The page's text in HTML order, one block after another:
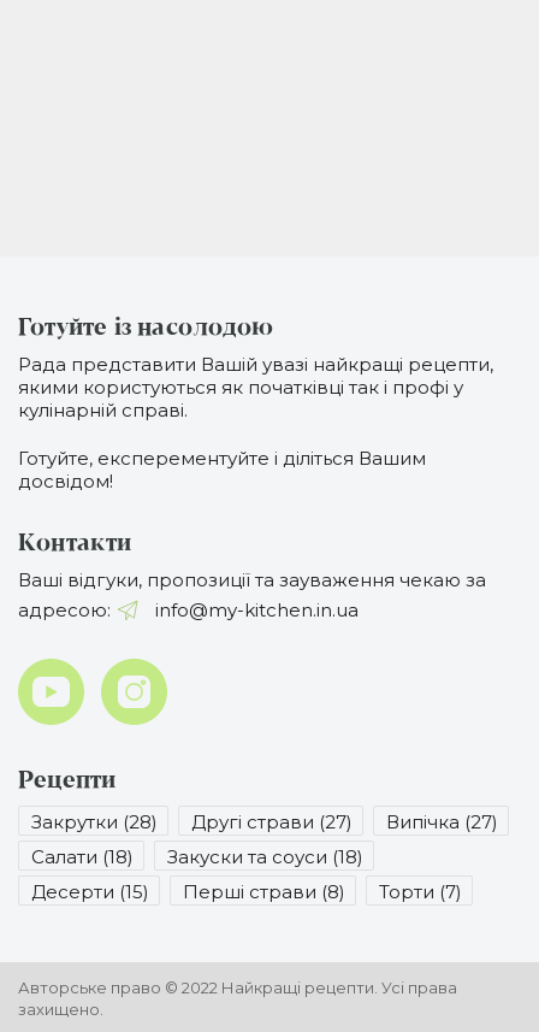
Готуйте із насолодою
Рада представити Вашій увазі найкращі рецепти,
якими користуються як початківці так і профі у
кулінарній справі.
Готуйте, експерементуйте і діліться Вашим
досвідом!
Контакти
Ваші відгуки, пропозиції та зауваження чекаю за
адресою:
info@my-kitchen.in.ua
Рецепти
Закрутки (28)
Другі страви (27)
Випічка (27)
Салати (18)
Закуски та соуси (18)
Десерти (15)
Перші страви (8) Торти (7)
Авторське право © 2022 Найкращі рецепти. Усі права
захищено.